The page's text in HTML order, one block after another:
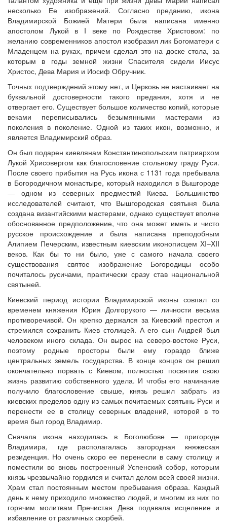
несколько Ее изображений. Согласно преданию, икона
Владимирской Божией Матери была написана именно
апостолом Лукой в I веке по Рождестве Христовом: по
желанию современников апостол изобразил лик Богоматери с
Младенцем на руках, причем сделал это на доске стола, за
которым в годы земной жизни Спасителя сидели Иисус
Христос, Дева Мария и Иосиф Обручник.
Точных подтверждений этому нет, и Церковь не настаивает на
буквальной достоверности такого предания, хотя и не
отвергает его. Существует большое количество копий, которые
веками переписывались безымянными мастерами из
поколения в поколение. Одной из таких икон, возможно, и
является Владимирский образ.
Он был подарен киевлянам Константинопольским патриархом
Лукой Хрисовергом как благословение стольному граду Руси.
После своего прибытия на Русь икона с 1131 года пребывала
в Богородичном монастыре, который находился в Вышгороде
— одном из северных предместий Киева. Большинство
исследователей считают, что Вышгородская святыня была
создана византийскими мастерами, однако существует вполне
обоснованное предположение, что она может иметь и чисто
русское происхождение и была написана преподобным
Алипием Печерским, известным киевским иконописцем XI–XII
веков. Как бы то ни было, уже с самого начала своего
существования святое изображение Богородицы особо
почиталось русичами, практически сразу став национальной
святыней.
Киевский период истории Владимирской иконы совпал со
временем княжения Юрия Долгорукого — личности весьма
противоречивой. Он крепко держался за Киевский престол и
стремился сохранить Киев столицей. А его сын Андрей был
человеком иного склада. Он вырос на северо-востоке Руси,
поэтому родные просторы были ему гораздо ближе
центральных земель государства. В конце концов он решил
окончательно порвать с Киевом, полностью посвятив свою
жизнь развитию собственного удела. И чтобы его начинание
получило благословение свыше, князь решил забрать из
киевских пределов одну из самых почитаемых святынь Руси и
перенести ее в столицу северных владений, которой в то
время был город Владимир.
Сначала икона находилась в Боголюбове — пригороде
Владимира, где располагалась загородная княжеская
резиденция. Но очень скоро ее перенесли в саму столицу и
поместили во вновь построенный Успенский собор, которым
князь чрезвычайно гордился и считал делом всей своей жизни.
Храм стал постоянным местом пребывания образа. Каждый
день к нему приходило множество людей, и многим из них по
горячим молитвам Пречистая Дева подавала исцеление и
избавление от различных скорбей.